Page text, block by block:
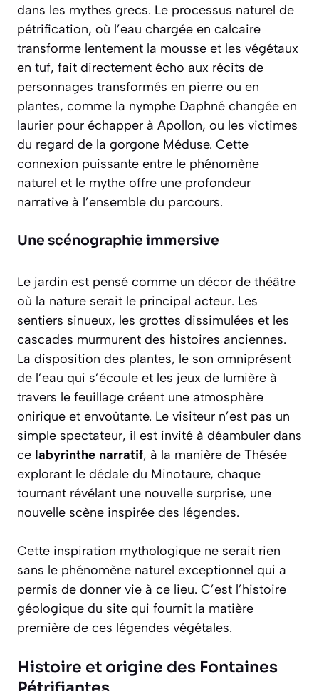
dans les mythes grecs. Le processus naturel de
pétrification, où l’eau chargée en calcaire
transforme lentement la mousse et les végétaux
en tuf, fait directement écho aux récits de
personnages transformés en pierre ou en
plantes, comme la nymphe Daphné changée en
laurier pour échapper à Apollon, ou les victimes
du regard de la gorgone Méduse. Cette
connexion puissante entre le phénomène
naturel et le mythe offre une profondeur
narrative à l’ensemble du parcours.
Une scénographie immersive
Le jardin est pensé comme un décor de théâtre
où la nature serait le principal acteur. Les
sentiers sinueux, les grottes dissimulées et les
cascades murmurent des histoires anciennes.
La disposition des plantes, le son omniprésent
de l’eau qui s’écoule et les jeux de lumière à
travers le feuillage créent une atmosphère
onirique et envoûtante. Le visiteur n’est pas un
simple spectateur, il est invité à déambuler dans
ce labyrinthe narratif, à la manière de Thésée
explorant le dédale du Minotaure, chaque
tournant révélant une nouvelle surprise, une
nouvelle scène inspirée des légendes.
Cette inspiration mythologique ne serait rien
sans le phénomène naturel exceptionnel qui a
permis de donner vie à ce lieu. C’est l’histoire
géologique du site qui fournit la matière
première de ces légendes végétales.
Histoire et origine des Fontaines